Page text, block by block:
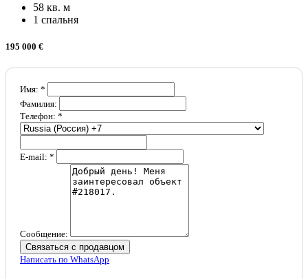
58 кв. м
1 спальня
195 000 €
Имя: *
Фамилия:
Телефон: *
E-mail: *
Сообщение:
Связаться с продавцом
Написать по WhatsApp